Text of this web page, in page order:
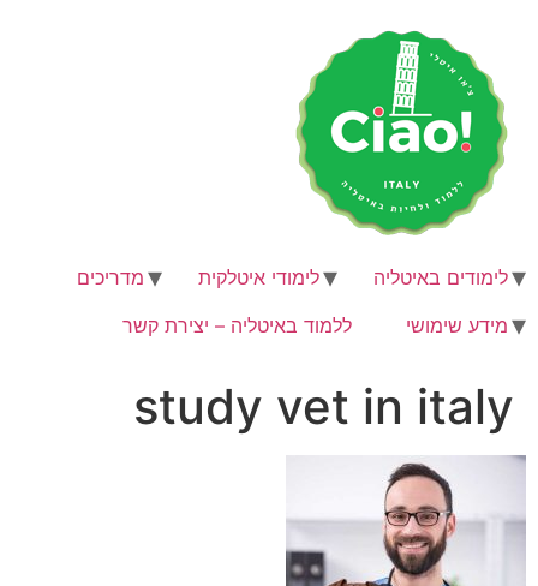
לימודים באיטליה לימודי איטלקית
מדריכים
מידע שימושי
ללמוד באיטליה – יצירת קשר
study vet in italy